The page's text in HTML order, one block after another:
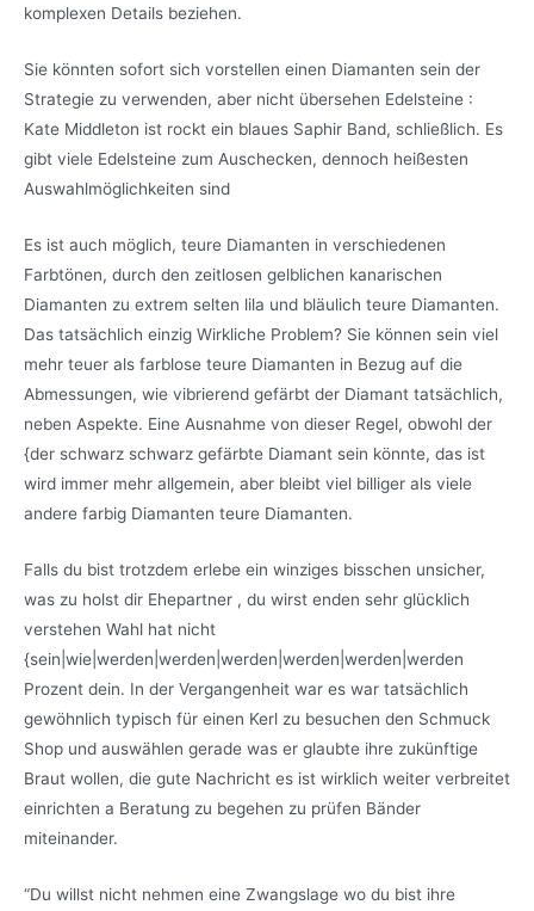
komplexen Details beziehen.
Sie könnten sofort sich vorstellen einen Diamanten sein der
Strategie zu verwenden, aber nicht übersehen Edelsteine ​​:
Kate Middleton ist rockt ein blaues Saphir Band, schließlich. Es
gibt viele Edelsteine zum Auschecken, dennoch heißesten
Auswahlmöglichkeiten sind
Es ist auch möglich, teure Diamanten in verschiedenen
Farbtönen, durch den zeitlosen gelblichen kanarischen
Diamanten zu extrem selten lila und bläulich teure Diamanten.
Das tatsächlich einzig Wirkliche Problem? Sie können sein viel
mehr teuer als farblose teure Diamanten in Bezug auf die
Abmessungen, wie vibrierend gefärbt der Diamant tatsächlich,
neben Aspekte. Eine Ausnahme von dieser Regel, obwohl der
{der schwarz schwarz gefärbte Diamant sein könnte, das ist
wird immer mehr allgemein, aber bleibt viel billiger als viele
andere farbig Diamanten teure Diamanten.
Falls du bist trotzdem erlebe ein winziges bisschen unsicher,
was zu holst dir Ehepartner , du wirst enden sehr glücklich
verstehen Wahl hat nicht
{sein|wie|werden|werden|werden|werden|werden|werden
Prozent dein. In der Vergangenheit war es war tatsächlich
gewöhnlich typisch für einen Kerl zu besuchen den Schmuck
Shop und auswählen gerade was er glaubte ihre zukünftige
Braut wollen, die gute Nachricht es ist wirklich weiter verbreitet
einrichten a Beratung zu begehen zu prüfen Bänder
miteinander.
“Du willst nicht nehmen eine Zwangslage wo du bist ihre